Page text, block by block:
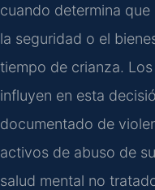
cuando determina
la seguridad o el
tiempo de crianza.
influyen en esta
documentado de
activos de abuso de
salud mental no